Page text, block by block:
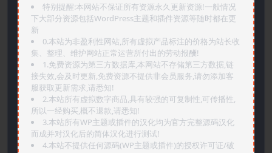
特别提醒:本网站不保证所有资源永久更新资源!一般情况
下大部分资源包括WordPress主题和插件资源等随时都在更
新
0.本站为非盈利性网站,所有虚拟产品标注的价格为站长收
集、整理、维护网站正常运营所付出的劳动报酬!
1.免费资源为第三方数据库,本网站不存储第三方数据,链
接失效,会及时更新,免费资源不提供非会员服务,请勿添加客
服获取更新需求,请悉知!
2.本站所有虚拟数字商品,具有较强的可复制性,可传播性,
所以一经购买,概不退款,请悉知!
3.本站所有WP主题或插件的汉化均为官方完整源码汉化
而成并对汉化后的简体汉化进行测试!
4.本站不提供任何源码(WP主题或插件)的授权许可证/破